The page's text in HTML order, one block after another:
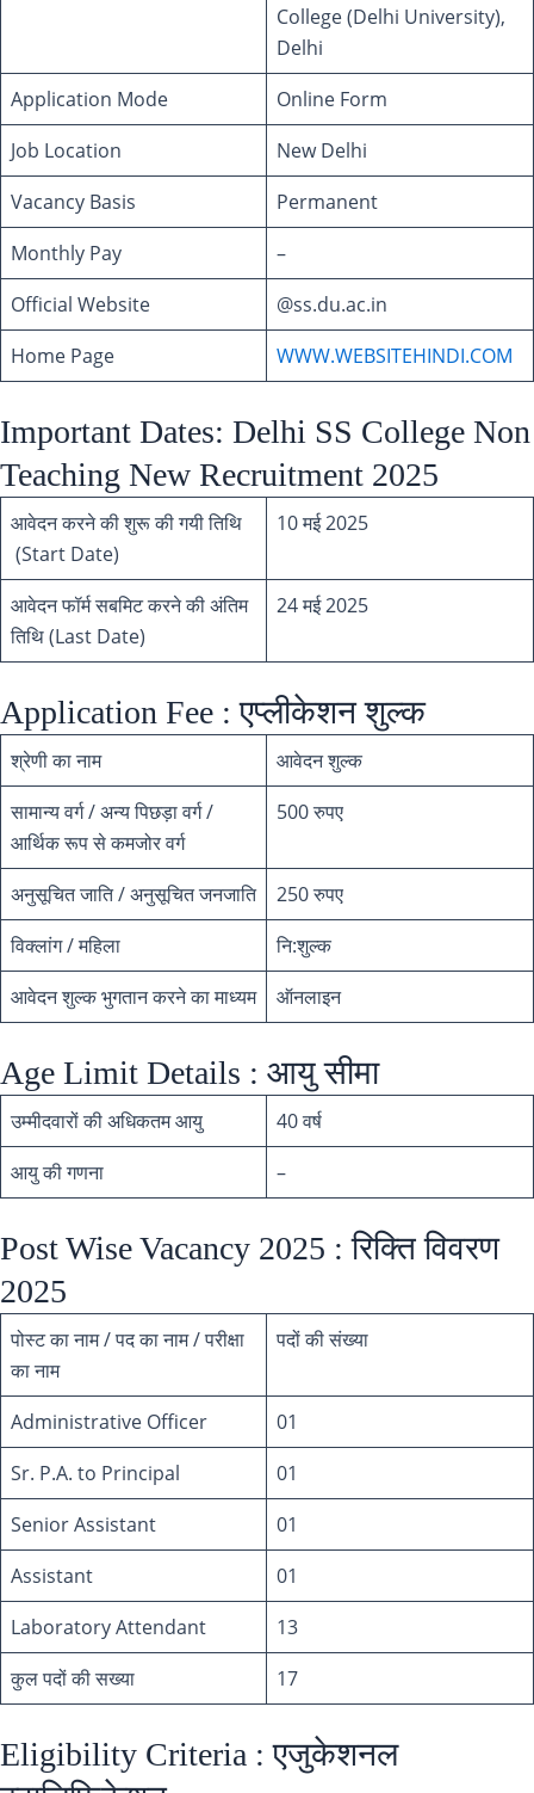
College (Delhi University),
Delhi
Application Mode
Online Form
Job Location
New Delhi
Vacancy Basis
Permanent
Monthly Pay
–
Official Website
@ss.du.ac.in
Home Page
WWW.WEBSITEHINDI.COM
Important Dates: Delhi SS College Non
Teaching New Recruitment 2025
आवेदन करने की शुरू की गयी तिथि
(Start Date)
10 मई 2025
आवेदन फॉर्म सबमिट करने की अंतिम
तिथि (Last Date)
24 मई 2025
Application Fee : एप्लीकेशन शुल्क
श्रेणी का नाम
आवेदन शुल्क
सामान्य वर्ग / अन्य पिछड़ा वर्ग /
आर्थिक रूप से कमजोर वर्ग
500 रुपए
अनुसूचित जाति / अनुसूचित जनजाति
250 रुपए
विक्लांग / महिला
नि:शुल्क
आवेदन शुल्क भुगतान करने का माध्यम
ऑनलाइन
Age Limit Details : आयु सीमा
उम्मीदवारों की अधिकतम आयु
40 वर्ष
आयु की गणना
–
Post Wise Vacancy 2025 : रिक्ति विवरण
2025
पोस्ट का नाम / पद का नाम / परीक्षा
का नाम
पदों की संख्या
Administrative Officer
01
Sr. P.A. to Principal
01
Senior Assistant
01
Assistant
01
Laboratory Attendant
13
कुल पदों की सख्या
17
Eligibility Criteria : एजुकेशनल